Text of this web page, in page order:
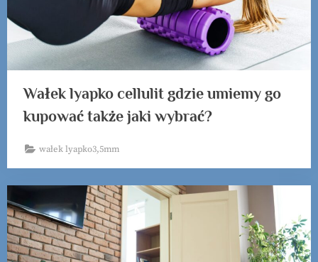
Wałek lyapko cellulit gdzie umiemy go
kupować także jaki wybrać?
wałek lyapko3,5mm